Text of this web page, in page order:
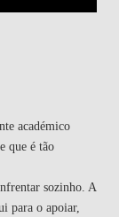
académico
que é tão
sozinho. A
para o apoiar,